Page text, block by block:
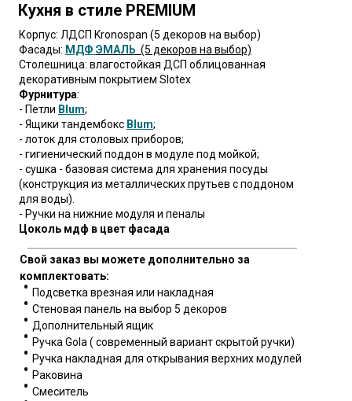
Свой заказ вы можете дополнительно за
комплектовать:
Подсветка врезная или накладная
Стеновая панель на выбор 5 декоров
Дополнительный ящик
Ручка Gola ( современный вариант скрытой ручки)
Ручка накладная для открывания верхних модулей
Раковина
Смеситель
Корпус: ЛДСП Kronospan (5 декоров на выбор)
Фасады: МДФ ЭМАЛЬ (5 декоров на выбор)
Столешница: влагостойкая ДСП облицованная
декоративным покрытием Slotex
Фурнитура:
- Петли Blum;
- Ящики тандембокс Blum;
- лоток для столовых приборов;
- гигиенический поддон в модуле под мойкой;
- сушка - базовая система для хранения посуды
(конструкция из металлических прутьев с поддоном
для воды).
- Ручки на нижние модуля и пеналы
Цоколь мдф в цвет фасада
Кухня в стиле PREMIUM